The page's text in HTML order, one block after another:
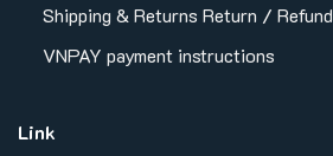
Shipping & Returns Return / Refund
VNPAY payment instructions
Link